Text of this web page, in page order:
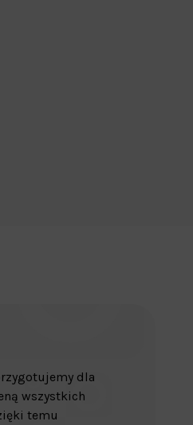
dla
wszystkich
temu